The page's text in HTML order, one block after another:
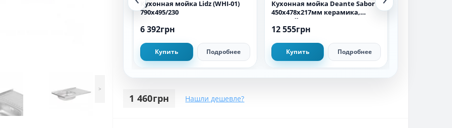
>
Кухонная мойка Lidz (WHI-01)
790x495/230
6 392грн
Купить Подробнее
Кухонная мойка Deante Sabor
450х478х217мм керамика,
черный
12 555грн
Купить Подробнее
1 460грн Нашли дешевле?